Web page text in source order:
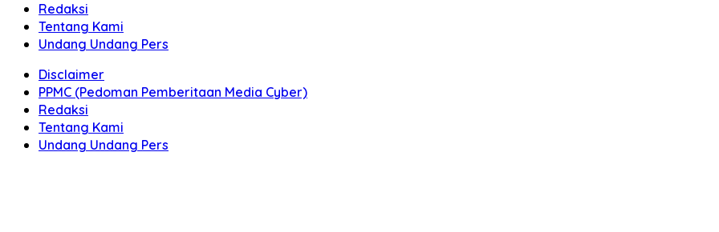
Redaksi
Tentang Kami
Undang Undang Pers
Disclaimer
PPMC (Pedoman Pemberitaan Media Cyber)
Redaksi
Tentang Kami
Undang Undang Pers